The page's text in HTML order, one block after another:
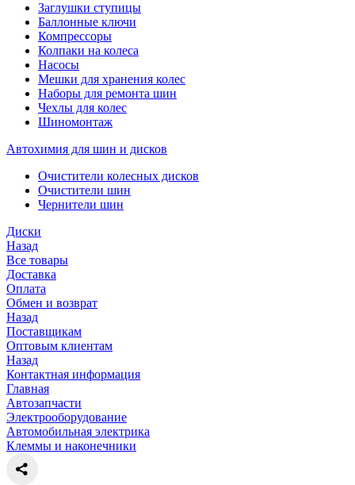
Заглушки ступицы
Баллонные ключи
Компрессоры
Колпаки на колеса
Насосы
Мешки для хранения колес
Наборы для ремонта шин
Чехлы для колес
Шиномонтаж
Автохимия для шин и дисков
Очистители колесных дисков
Очистители шин
Чернители шин
Диски
Назад
Все товары
Доставка
Оплата
Обмен и возврат
Назад
Поставщикам
Оптовым клиентам
Назад
Контактная информация
Главная
Автозапчасти
Электрооборудование
Автомобильная электрика
Клеммы и наконечники